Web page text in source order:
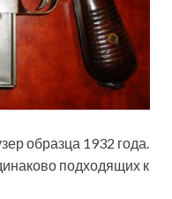
образца 1932 года.
подходящих к